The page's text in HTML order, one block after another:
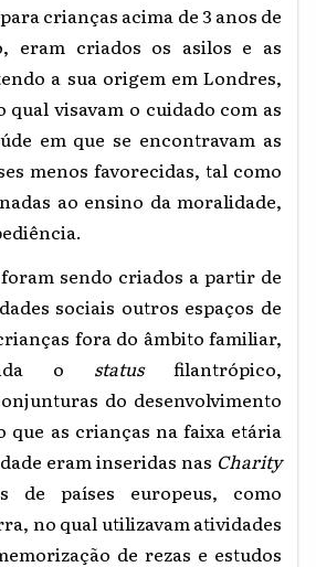
crianças acima de 3 anos de
eram criados os asilos e as
a sua origem em Londres,
visavam o cuidado com as
em que se encontravam as
menos favorecidas, tal como
ao ensino da moralidade,
sendo criados a partir de
sociais outros espaços de
fora do âmbito familiar,
o status filantrópico,
do desenvolvimento
que as crianças na faixa etária
eram inseridas nas Charity
de países europeus, como
no qual utilizavam atividades
de rezas e estudos